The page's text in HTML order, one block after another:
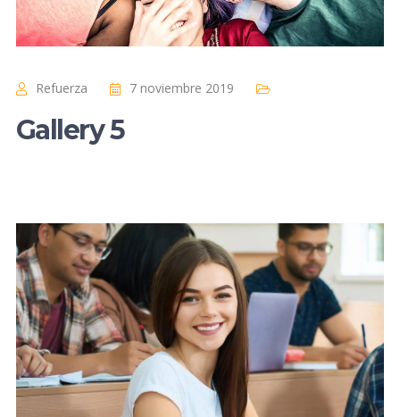
Refuerza 7 noviembre 2019
Gallery 5